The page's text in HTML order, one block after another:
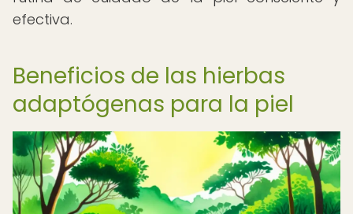
efectiva.
Beneficios de las hierbas
adaptógenas para la piel